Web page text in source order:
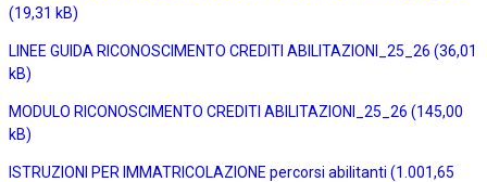
LINEE GUIDA RICONOSCIMENTO CREDITI ABILITAZIONI_25_26
MODULO RICONOSCIMENTO CREDITI ABILITAZIONI_25_26
ISTRUZIONI PER IMMATRICOLAZIONE percorsi abilitanti